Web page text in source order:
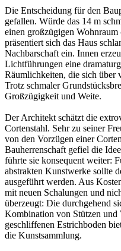
Die Entscheidung für den
gefallen. Würde das 14 m
einen großzügigen
präsentiert sich das Haus
Nachbarschaft ein. Innen
Lichtführungen eine
Räumlichkeiten, die sich über
Trotz schmaler
Großzügigkeit und Weite.
Der Architekt schätzt die
Cortenstahl. Sehr zu seiner
von den Vorzügen einer
Bauherrenschaft gefiel die
führte sie konsequent weiter:
abstrakten Kunstwerke sollte
ausgeführt werden. Aus
mit neuen Schalungen und
überzeugt: Die durchgehend
Kombination von Stützen
geschliffenen Estrichboden
die Kunstsammlung.